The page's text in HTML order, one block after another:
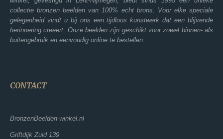
collectie bronzen beelden van 100% echt brons. Voor elke speciale
gelegenheid vindt u bij ons een tijdloos kunstwerk dat een blijvende
herinnering creëert. Onze beelden zijn geschikt voor zowel binnen- als
buitengebruik en eenvoudig online te bestellen.
CONTACT
BronzenBeelden-winkel.nl
Griftdijk Zuid 139